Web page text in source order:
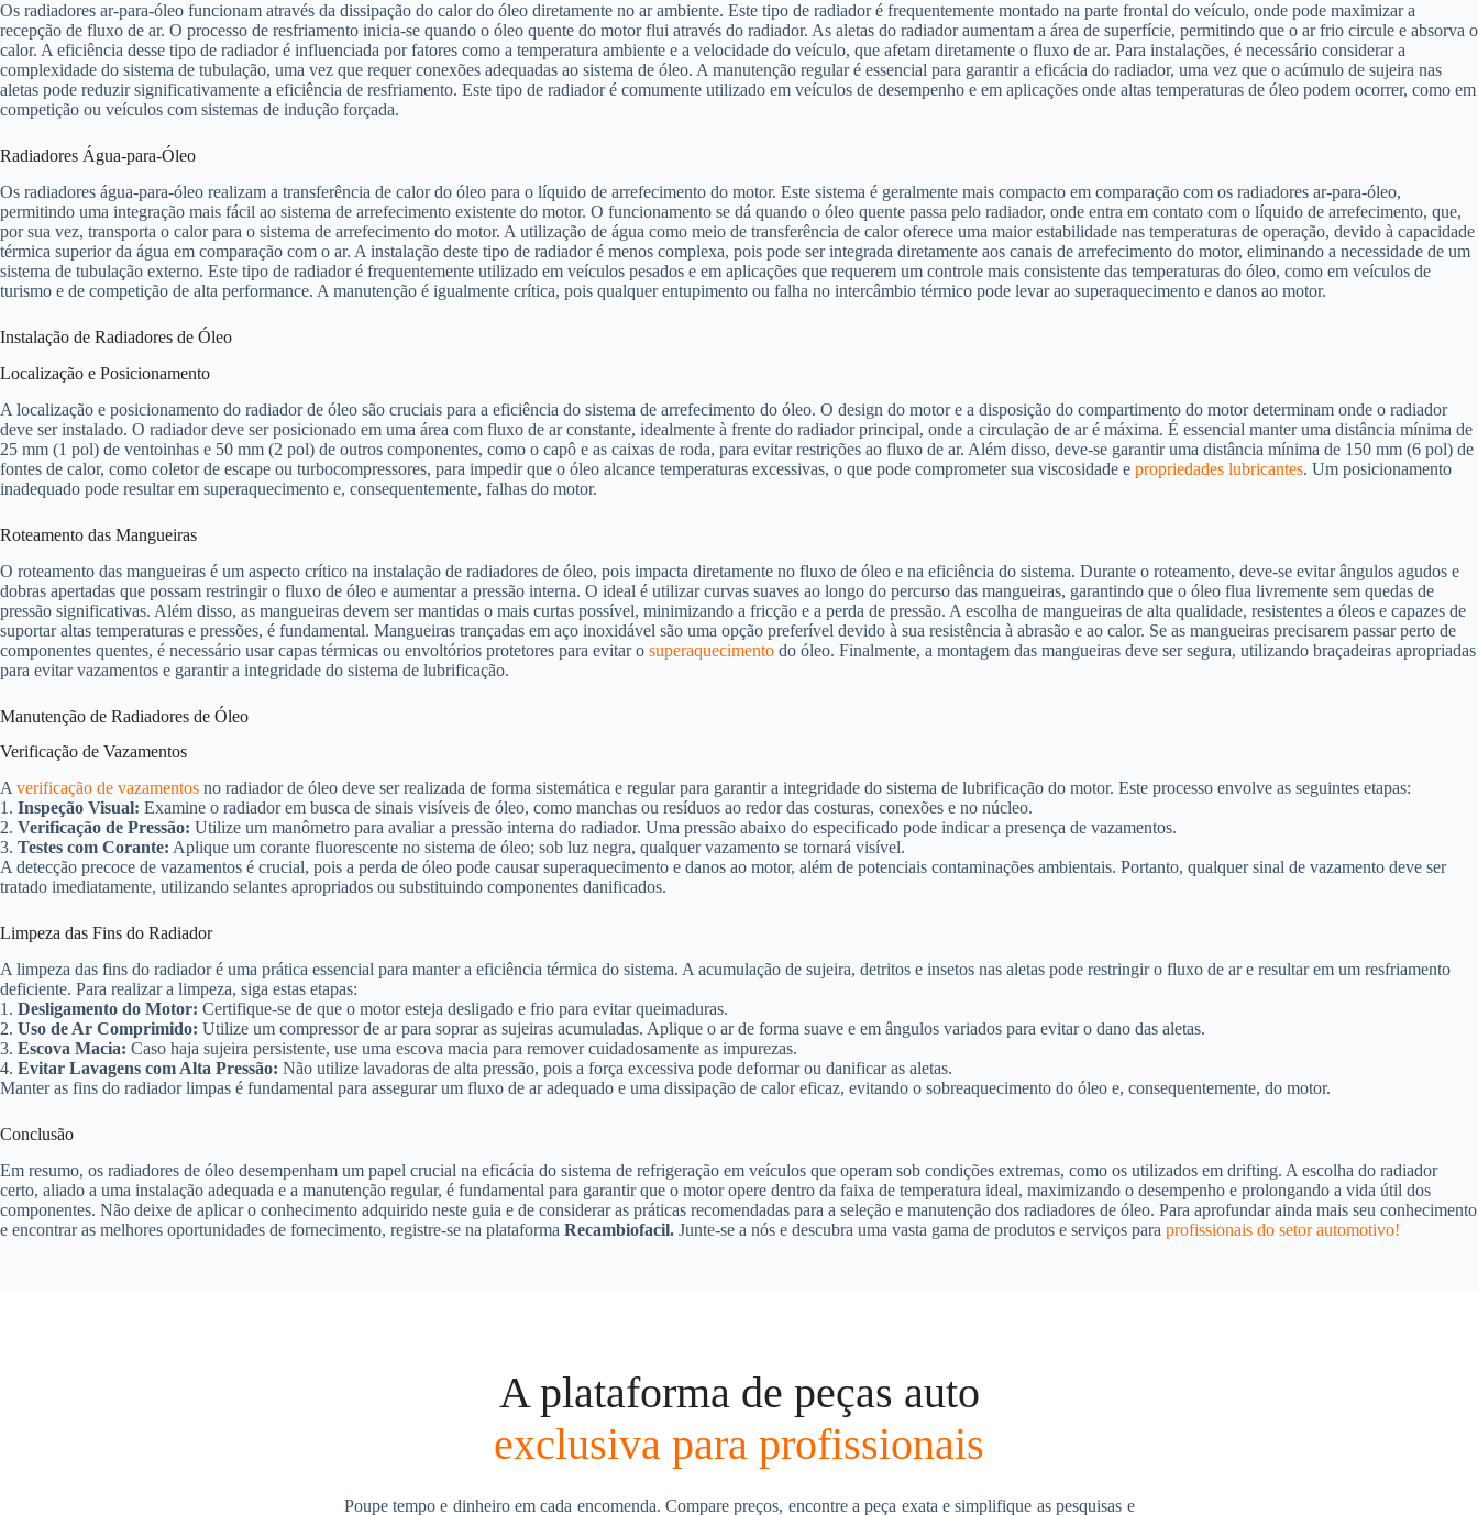
Os radiadores ar-para-óleo funcionam através da dissipação do calor do óleo diretamente no ar ambiente. Este tipo de radiador é frequentemente montado na parte frontal do veículo, onde pode maximizar a
recepção de fluxo de ar. O processo de resfriamento inicia-se quando o óleo quente do motor flui através do radiador. As aletas do radiador aumentam a área de superfície, permitindo que o ar frio circule e absorva o
calor. A eficiência desse tipo de radiador é influenciada por fatores como a temperatura ambiente e a velocidade do veículo, que afetam diretamente o fluxo de ar. Para instalações, é necessário considerar a
complexidade do sistema de tubulação, uma vez que requer conexões adequadas ao sistema de óleo. A manutenção regular é essencial para garantir a eficácia do radiador, uma vez que o acúmulo de sujeira nas
aletas pode reduzir significativamente a eficiência de resfriamento. Este tipo de radiador é comumente utilizado em veículos de desempenho e em aplicações onde altas temperaturas de óleo podem ocorrer, como em
competição ou veículos com sistemas de indução forçada.
Radiadores Água-para-Óleo
Os radiadores água-para-óleo realizam a transferência de calor do óleo para o líquido de arrefecimento do motor. Este sistema é geralmente mais compacto em comparação com os radiadores ar-para-óleo,
permitindo uma integração mais fácil ao sistema de arrefecimento existente do motor. O funcionamento se dá quando o óleo quente passa pelo radiador, onde entra em contato com o líquido de arrefecimento, que,
por sua vez, transporta o calor para o sistema de arrefecimento do motor. A utilização de água como meio de transferência de calor oferece uma maior estabilidade nas temperaturas de operação, devido à capacidade
térmica superior da água em comparação com o ar. A instalação deste tipo de radiador é menos complexa, pois pode ser integrada diretamente aos canais de arrefecimento do motor, eliminando a necessidade de um
sistema de tubulação externo. Este tipo de radiador é frequentemente utilizado em veículos pesados e em aplicações que requerem um controle mais consistente das temperaturas do óleo, como em veículos de
turismo e de competição de alta performance. A manutenção é igualmente crítica, pois qualquer entupimento ou falha no intercâmbio térmico pode levar ao superaquecimento e danos ao motor.
Instalação de Radiadores de Óleo
Localização e Posicionamento
A localização e posicionamento do radiador de óleo são cruciais para a eficiência do sistema de arrefecimento do óleo. O design do motor e a disposição do compartimento do motor determinam onde o radiador
deve ser instalado. O radiador deve ser posicionado em uma área com fluxo de ar constante, idealmente à frente do radiador principal, onde a circulação de ar é máxima. É essencial manter uma distância mínima de
25 mm (1 pol) de ventoinhas e 50 mm (2 pol) de outros componentes, como o capô e as caixas de roda, para evitar restrições ao fluxo de ar. Além disso, deve-se garantir uma distância mínima de 150 mm (6 pol) de
fontes de calor, como coletor de escape ou turbocompressores, para impedir que o óleo alcance temperaturas excessivas, o que pode comprometer sua viscosidade e propriedades lubricantes. Um posicionamento
inadequado pode resultar em superaquecimento e, consequentemente, falhas do motor.
Roteamento das Mangueiras
O roteamento das mangueiras é um aspecto crítico na instalação de radiadores de óleo, pois impacta diretamente no fluxo de óleo e na eficiência do sistema. Durante o roteamento, deve-se evitar ângulos agudos e
dobras apertadas que possam restringir o fluxo de óleo e aumentar a pressão interna. O ideal é utilizar curvas suaves ao longo do percurso das mangueiras, garantindo que o óleo flua livremente sem quedas de
pressão significativas. Além disso, as mangueiras devem ser mantidas o mais curtas possível, minimizando a fricção e a perda de pressão. A escolha de mangueiras de alta qualidade, resistentes a óleos e capazes de
suportar altas temperaturas e pressões, é fundamental. Mangueiras trançadas em aço inoxidável são uma opção preferível devido à sua resistência à abrasão e ao calor. Se as mangueiras precisarem passar perto de
componentes quentes, é necessário usar capas térmicas ou envoltórios protetores para evitar o superaquecimento do óleo. Finalmente, a montagem das mangueiras deve ser segura, utilizando braçadeiras apropriadas
para evitar vazamentos e garantir a integridade do sistema de lubrificação.
Manutenção de Radiadores de Óleo
Verificação de Vazamentos
A verificação de vazamentos no radiador de óleo deve ser realizada de forma sistemática e regular para garantir a integridade do sistema de lubrificação do motor. Este processo envolve as seguintes etapas:
1. Inspeção Visual: Examine o radiador em busca de sinais visíveis de óleo, como manchas ou resíduos ao redor das costuras, conexões e no núcleo.
2. Verificação de Pressão: Utilize um manômetro para avaliar a pressão interna do radiador. Uma pressão abaixo do especificado pode indicar a presença de vazamentos.
3. Testes com Corante: Aplique um corante fluorescente no sistema de óleo; sob luz negra, qualquer vazamento se tornará visível.
A detecção precoce de vazamentos é crucial, pois a perda de óleo pode causar superaquecimento e danos ao motor, além de potenciais contaminações ambientais. Portanto, qualquer sinal de vazamento deve ser
tratado imediatamente, utilizando selantes apropriados ou substituindo componentes danificados.
Limpeza das Fins do Radiador
A limpeza das fins do radiador é uma prática essencial para manter a eficiência térmica do sistema. A acumulação de sujeira, detritos e insetos nas aletas pode restringir o fluxo de ar e resultar em um resfriamento
deficiente. Para realizar a limpeza, siga estas etapas:
1. Desligamento do Motor: Certifique-se de que o motor esteja desligado e frio para evitar queimaduras.
2. Uso de Ar Comprimido: Utilize um compressor de ar para soprar as sujeiras acumuladas. Aplique o ar de forma suave e em ângulos variados para evitar o dano das aletas.
3. Escova Macia: Caso haja sujeira persistente, use uma escova macia para remover cuidadosamente as impurezas.
4. Evitar Lavagens com Alta Pressão: Não utilize lavadoras de alta pressão, pois a força excessiva pode deformar ou danificar as aletas.
Manter as fins do radiador limpas é fundamental para assegurar um fluxo de ar adequado e uma dissipação de calor eficaz, evitando o sobreaquecimento do óleo e, consequentemente, do motor.
Conclusão
Em resumo, os radiadores de óleo desempenham um papel crucial na eficácia do sistema de refrigeração em veículos que operam sob condições extremas, como os utilizados em drifting. A escolha do radiador
certo, aliado a uma instalação adequada e a manutenção regular, é fundamental para garantir que o motor opere dentro da faixa de temperatura ideal, maximizando o desempenho e prolongando a vida útil dos
componentes. Não deixe de aplicar o conhecimento adquirido neste guia e de considerar as práticas recomendadas para a seleção e manutenção dos radiadores de óleo. Para aprofundar ainda mais seu conhecimento
e encontrar as melhores oportunidades de fornecimento, registre-se na plataforma Recambiofacil. Junte-se a nós e descubra uma vasta gama de produtos e serviços para profissionais do setor automotivo!
A plataforma de peças auto
exclusiva para profissionais
Poupe tempo e dinheiro em cada encomenda. Compare preços, encontre a peça exata e simplifique as pesquisas e